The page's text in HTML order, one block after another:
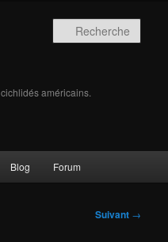
américains.
Blog Forum
Suivant →